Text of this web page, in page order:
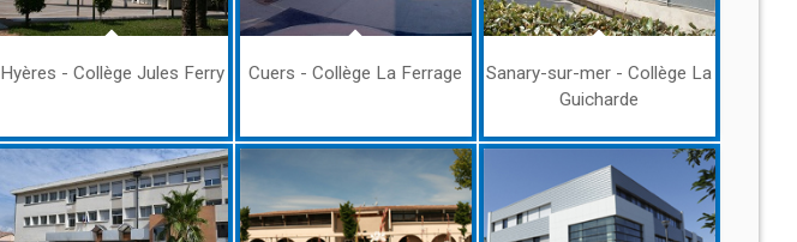
Hyères - Collège Jules Ferry Cuers - Collège La Ferrage
Sanary-sur-mer - Collège La
Guicharde